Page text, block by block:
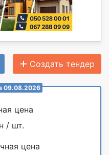
Создать тендер
09.08.2026
цена
/ шт.
цена